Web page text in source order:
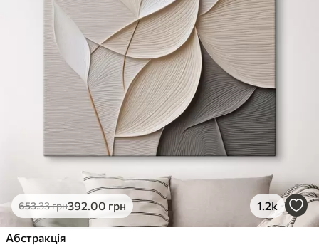
653.33грн392.00 грн 1.2k
Абстракція